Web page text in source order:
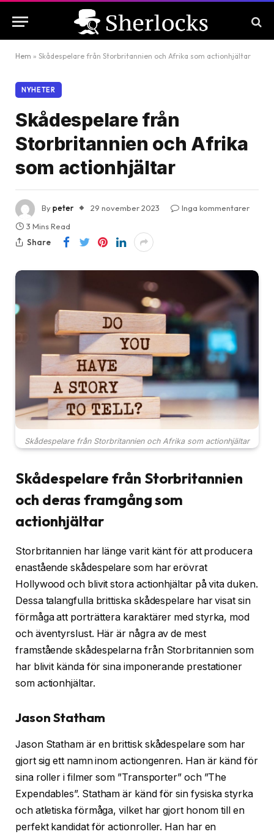
Hem » Skådespelare från Storbritannien och Afrika som actionhjältar
NYHETER
Skådespelare från
Storbritannien och Afrika
som actionhjältar
Bypeter 29 november 2023
Inga kommentarer
3 Mins Read
Share
Skådespelare från Storbritannien och Afrika som actionhjältar
Skådespelare från Storbritannien
och deras framgång som
actionhjältar
Storbritannien har länge varit känt för att producera
enastående skådespelare som har erövrat
Hollywood och blivit stora actionhjältar på vita duken.
Dessa talangfulla brittiska skådespelare har visat sin
förmåga att porträttera karaktärer med styrka, mod
och äventyrslust. Här är några av de mest
framstående skådespelarna från Storbritannien som
har blivit kända för sina imponerande prestationer
som actionhjältar.
Jason Statham
Jason Statham är en brittisk skådespelare som har
gjort sig ett namn inom actiongenren. Han är känd för
sina roller i filmer som ”Transporter” och ”The
Expendables”. Statham är känd för sin fysiska styrka
och atletiska förmåga, vilket har gjort honom till en
perfekt kandidat för actionroller. Han har en